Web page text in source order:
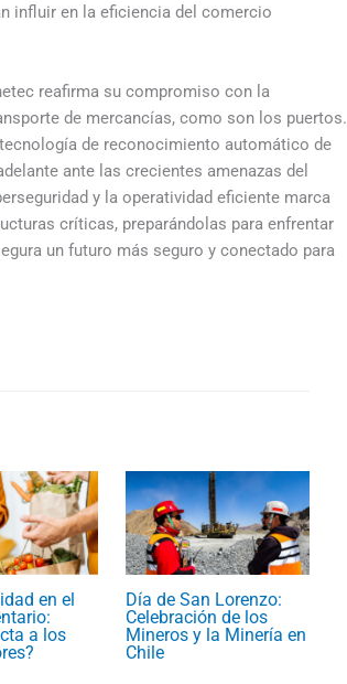
influir en la eficiencia del comercio
reafirma su compromiso con la
de mercancías, como son los puertos.
de reconocimiento automático de
ante las crecientes amenazas del
y la operatividad eficiente marca
críticas, preparándolas para enfrentar
un futuro más seguro y conectado para
en el
a los
Día de San Lorenzo:
Celebración de los
Mineros y la Minería en
Chile